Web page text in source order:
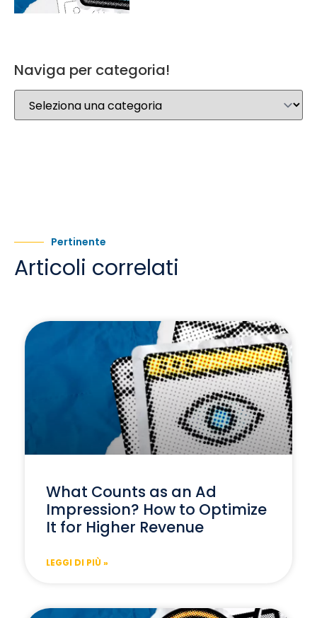
Naviga per categoria!
Pertinente
Articoli correlati
What Counts as an Ad
Impression? How to Optimize
It for Higher Revenue
LEGGI DI PIÙ »